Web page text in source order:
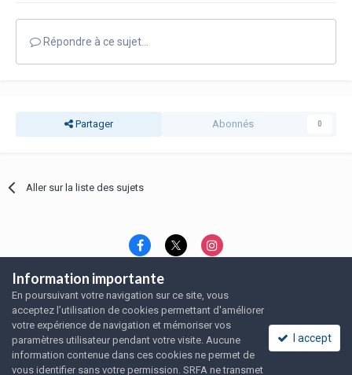
Répondre à ce sujet…
Partager Abonnés 0
Aller sur la liste des sujets
Langue Thème
Politique de confidentialité
Nous contacter
Nous contacter
SRFA, l'association des amoureux du rat domestique
Powered by Invision Community
Information importante
En poursuivant votre navigation sur ce site, vous
acceptez l’utilisation de cookies permettant d'améliorer
votre expérience de navigation et mémoriser vos
paramètres utilisateur pendant votre visite. Aucune
information contenue dans ces cookies ne permet de
vous identifier sans votre permission. SRFA ne transmet
I accept